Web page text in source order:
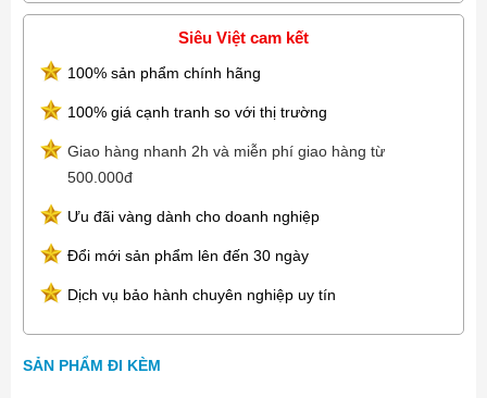
Siêu Việt cam kết
100% sản phẩm chính hãng
100% giá cạnh tranh so với thị trường
Giao hàng nhanh 2h và miễn phí giao hàng từ
500.000đ
Ưu đãi vàng dành cho doanh nghiệp
Đổi mới sản phẩm lên đến 30 ngày
Dịch vụ bảo hành chuyên nghiệp uy tín
SẢN PHẨM ĐI KÈM